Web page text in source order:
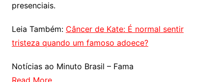
presenciais.
Leia Também: Câncer de Kate: É normal sentir
tristeza quando um famoso adoece?
Notícias ao Minuto Brasil – Fama